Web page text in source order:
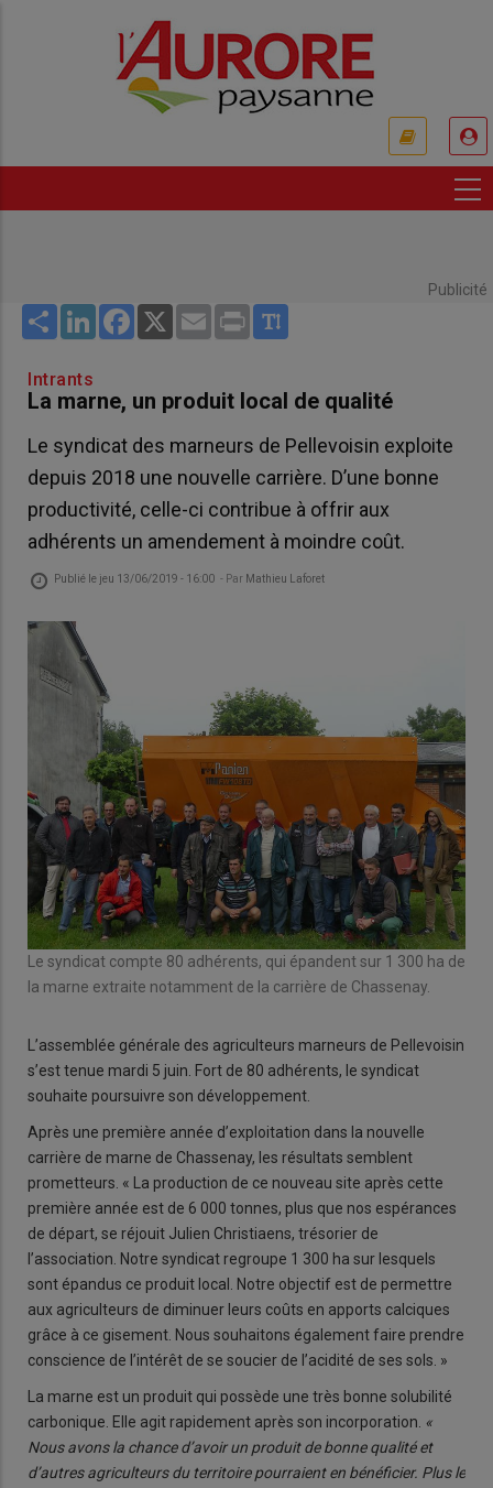
Publicité
Share LinkedInFacebook
X Email Print
Intrants
La marne, un produit local de qualité
Le syndicat des marneurs de Pellevoisin exploite
depuis 2018 une nouvelle carrière. D’une bonne
productivité, celle-ci contribue à offrir aux
adhérents un amendement à moindre coût.
Publié le jeu 13/06/2019 - 16:00 - Par Mathieu Laforet
Le syndicat compte 80 adhérents, qui épandent sur 1 300 ha de
la marne extraite notamment de la carrière de Chassenay.
L’assemblée générale des agriculteurs marneurs de Pellevoisin
s’est tenue mardi 5 juin. Fort de 80 adhérents, le syndicat
souhaite poursuivre son développement.
Après une première année d’exploitation dans la nouvelle
carrière de marne de Chassenay, les résultats semblent
prometteurs. « La production de ce nouveau site après cette
première année est de 6 000 tonnes, plus que nos espérances
de départ, se réjouit Julien Christiaens, trésorier de
l’association. Notre syndicat regroupe 1 300 ha sur lesquels
sont épandus ce produit local. Notre objectif est de permettre
aux agriculteurs de diminuer leurs coûts en apports calciques
grâce à ce gisement. Nous souhaitons également faire prendre
conscience de l’intérêt de se soucier de l’acidité de ses sols. »
La marne est un produit qui possède une très bonne solubilité
carbonique. Elle agit rapidement après son incorporation. «
Nous avons la chance d’avoir un produit de bonne qualité et
d’autres agriculteurs du territoire pourraient en bénéficier. Plus le